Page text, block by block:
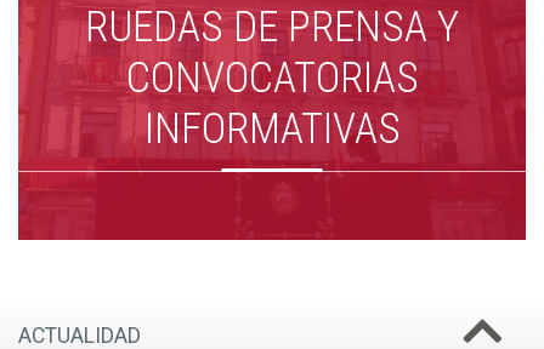
RUEDAS DE PRENSA Y
CONVOCATORIAS
INFORMATIVAS
ACTUALIDAD